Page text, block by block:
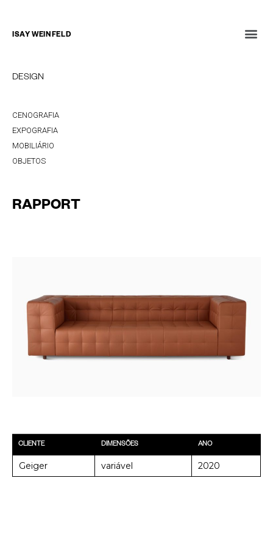
ISAY WEINFELD
DESIGN
CENOGRAFIA
EXPOGRAFIA
MOBILIÁRIO
OBJETOS
RAPPORT
CLIENTE DIMENSÕES ANO
Geiger variável 2020